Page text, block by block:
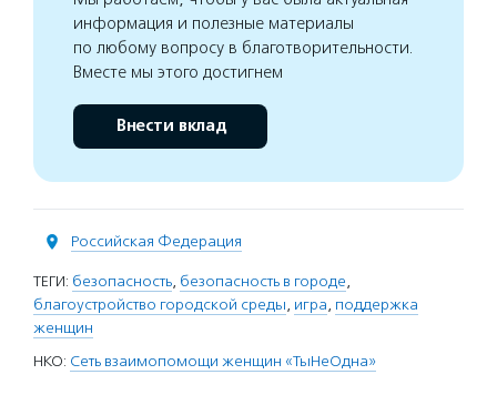
информация и полезные материалы
по любому вопросу в благотворительности.
Вместе мы этого достигнем
Внести вклад
Российская Федерация
ТЕГИ: безопасность, безопасность в городе,
благоустройство городской среды, игра, поддержка
женщин
НКО: Сеть взаимопомощи женщин «ТыНеОдна»